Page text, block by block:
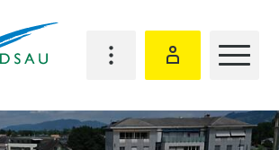
in Diepoldsau
Bürgerkonto